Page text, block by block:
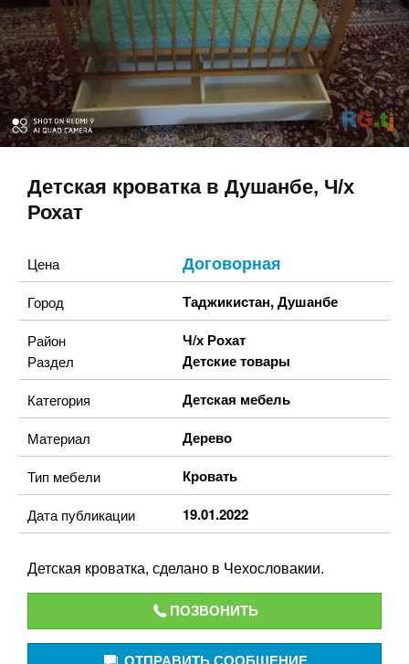
Детская кроватка в Душанбе, Ч/х
Рохат
Цена Договорная
Город Таджикистан,Душанбе
Район Ч/х Рохат
Раздел Детские товары
Категория Детская мебель
Материал Дерево
Тип мебели Кровать
Дата публикации 19.01.2022
Детская кроватка, сделано в Чехословакии.
ПОЗВОНИТЬ